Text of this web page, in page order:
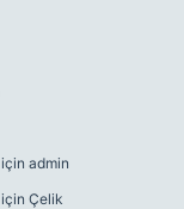
için admin
için Çelik